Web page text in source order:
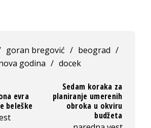
goran bregović / beograd /
godina / docek
evra
beleške
Sedam koraka za
planiranje umerenih
obroka u okviru
budžeta